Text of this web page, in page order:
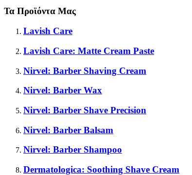
Τα Προϊόντα Μας
Lavish Care
Lavish Care: Matte Cream Paste
Nirvel: Barber Shaving Cream
Nirvel: Barber Wax
Nirvel: Barber Shave Precision
Nirvel: Barber Balsam
Nirvel: Barber Shampoo
Dermatologica: Soothing Shave Cream